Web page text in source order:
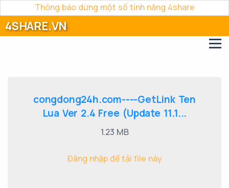
Thông báo dừng một số tính năng 4share
4SHARE.VN
congdong24h.com----GetLink Ten
Lua Ver 2.4 Free (Update 11.1...
1.23 MB
Đăng nhập để tải file này